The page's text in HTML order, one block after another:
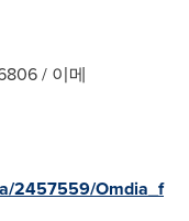
/ 이메
2457559/Omdia_f